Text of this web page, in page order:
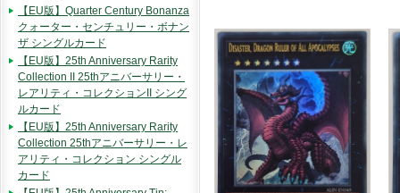
【EU版】Quarter Century Bonanza
クォーター・センチュリー・ボナン
ザ シングルカード
【EU版】25th Anniversary Rarity
Collection II 25thアニバーサリー・
レアリティ・コレクションII シング
ルカード
【EU版】25th Anniversary Rarity
Collection 25thアニバーサリー・レ
アリティ・コレクション シングル
カード